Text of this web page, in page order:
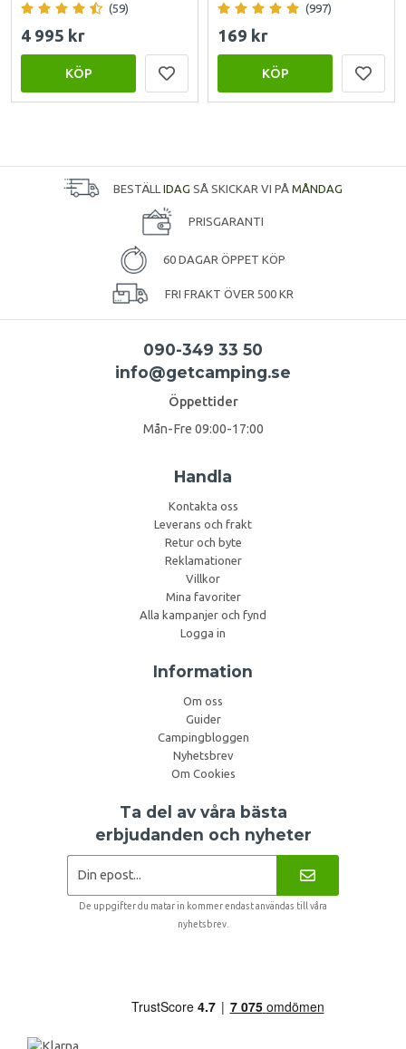
(59)
4 995 kr
KÖP
(997)
169 kr
KÖP
BESTÄLL IDAG SÅ SKICKAR VI PÅ MÅNDAG
PRISGARANTI
60 DAGAR ÖPPET KÖP
FRI FRAKT ÖVER 500 KR
090-349 33 50
info@getcamping.se
Öppettider
Mån-Fre 09:00-17:00
Handla
Kontakta oss
Leverans och frakt
Retur och byte
Reklamationer
Villkor
Mina favoriter
Alla kampanjer och fynd
Logga in
Information
Om oss
Guider
Campingbloggen
Nyhetsbrev
Om Cookies
Ta del av våra bästa
erbjudanden och nyheter
De uppgifter du matar in kommer endast användas till våra
nyhetsbrev.